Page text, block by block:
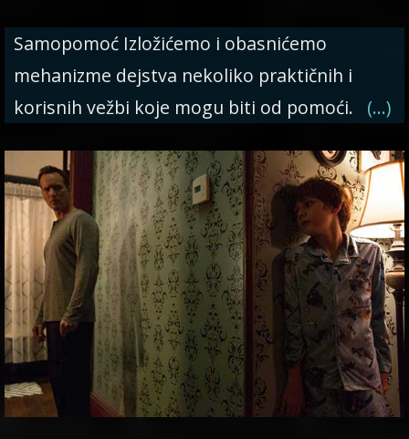
Samopomoć Izložićemo i obasnićemo
mehanizme dejstva nekoliko praktičnih i
korisnih vežbi koje mogu biti od pomoći. (…)